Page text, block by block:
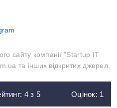
сайту компанії "Startup IT
та інших відкритих джерел.
4з 5 Оцінок: 1